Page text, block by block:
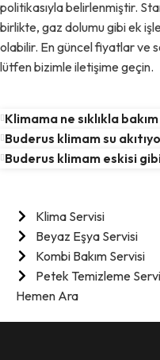
politikasıyla belirlenmiştir.
birlikte, gaz dolumu gibi ek
olabilir. En güncel fiyatlar ve
lütfen bizimle iletişime geçin.
Klimama ne sıklıkla
Buderus klimam su
Buderus klimam eskisi
Klima Servisi
Beyaz Eşya Servisi
Kombi Bakım Servisi
Petek Temizleme
Hemen Ara